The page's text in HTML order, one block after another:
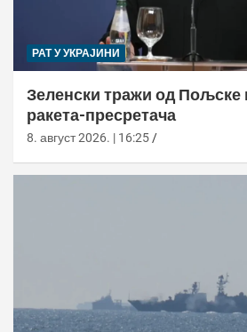
РАТ У УКРАЈИНИ
Зеленски тражи од Пољске
ракета-пресретача
8. август 2026. | 16:25